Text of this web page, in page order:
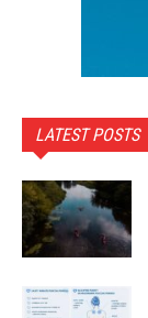
LATEST POSTS